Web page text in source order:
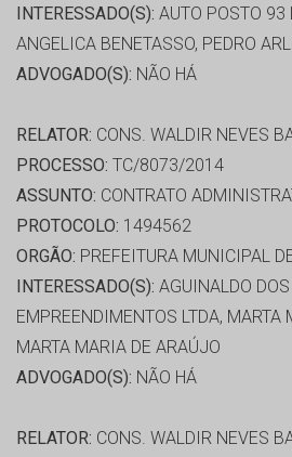
INTERESSADO(S): AUTO POSTO 93
ANGELICA BENETASSO, PEDRO
ADVOGADO(S): NÃO HÁ
RELATOR: CONS. WALDIR NEVES
PROCESSO: TC/8073/2014
ASSUNTO: CONTRATO
PROTOCOLO: 1494562
ORGÃO: PREFEITURA MUNICIPAL
INTERESSADO(S): AGUINALDO
EMPREENDIMENTOS LTDA, MARTA
MARTA MARIA DE ARAÚJO
ADVOGADO(S): NÃO HÁ
RELATOR: CONS. WALDIR NEVES